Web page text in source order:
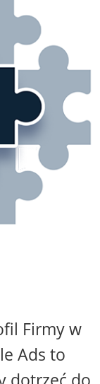
Firmy w
Ads to